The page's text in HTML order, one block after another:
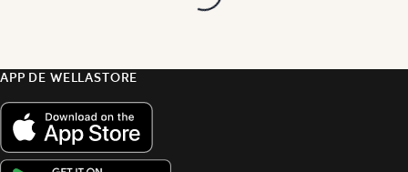
APP DE WELLASTORE